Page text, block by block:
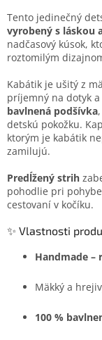
Tento jedinečný
vyrobený s láskou
nadčasový kúsok,
roztomilým
Kabátik je ušitý z
príjemný na dotyk
bavlnená podšívka
detskú pokožku.
ktorým je kabátik
zamilujú.
Predĺžený strih
pohodlie pri
cestovaní v kočíku.
✨ Vlastnosti
Handmade –
Mäkký a
100 %